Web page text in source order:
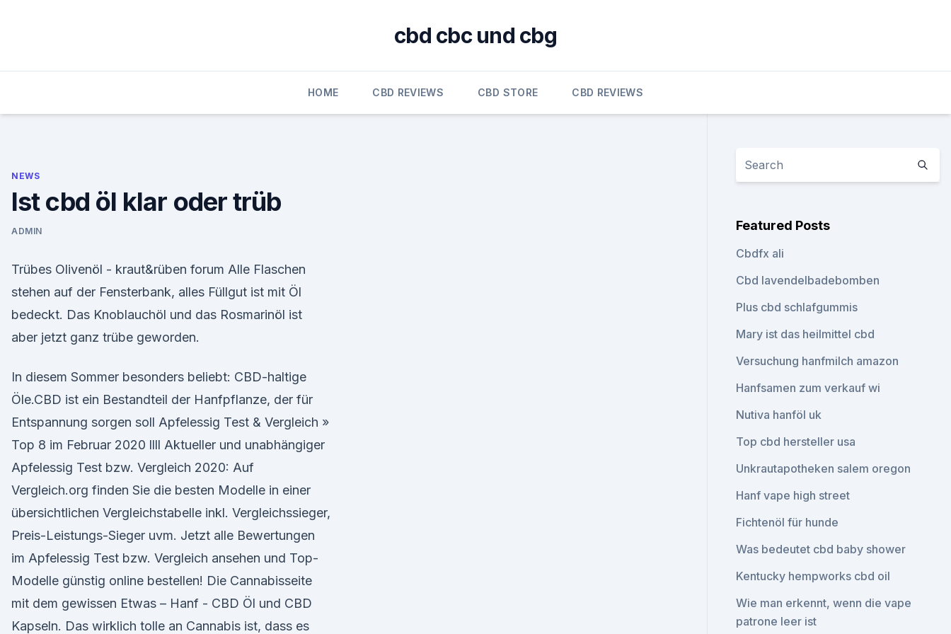
cbd cbc und cbg
HOME CBD REVIEWS CBD STORE CBD REVIEWS
NEWS
Ist cbd öl klar oder trüb
ADMIN
Trübes Olivenöl - kraut&rüben forum Alle Flaschen
stehen auf der Fensterbank, alles Füllgut ist mit Öl
bedeckt. Das Knoblauchöl und das Rosmarinöl ist
aber jetzt ganz trübe geworden.
In diesem Sommer besonders beliebt: CBD-haltige
Öle.CBD ist ein Bestandteil der Hanfpflanze, der für
Entspannung sorgen soll Apfelessig Test & Vergleich »
Top 8 im Februar 2020 llll Aktueller und unabhängiger
Apfelessig Test bzw. Vergleich 2020: Auf
Vergleich.org finden Sie die besten Modelle in einer
übersichtlichen Vergleichstabelle inkl. Vergleichssieger,
Preis-Leistungs-Sieger uvm. Jetzt alle Bewertungen
im Apfelessig Test bzw. Vergleich ansehen und Top-
Modelle günstig online bestellen! Die Cannabisseite
mit dem gewissen Etwas – Hanf - CBD Öl und CBD
Kapseln. Das wirklich tolle an Cannabis ist, dass es
Featured Posts
Cbdfx ali
Cbd lavendelbadebomben
Plus cbd schlafgummis
Mary ist das heilmittel cbd
Versuchung hanfmilch amazon
Hanfsamen zum verkauf wi
Nutiva hanföl uk
Top cbd hersteller usa
Unkrautapotheken salem oregon
Hanf vape high street
Fichtenöl für hunde
Was bedeutet cbd baby shower
Kentucky hempworks cbd oil
Wie man erkennt, wenn die vape
patrone leer ist